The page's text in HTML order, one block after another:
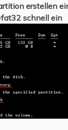
erstellen
schnell ein